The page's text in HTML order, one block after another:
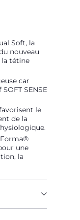
Soft, la
nouveau
tétine
car
SENSE
le
de la
une
la